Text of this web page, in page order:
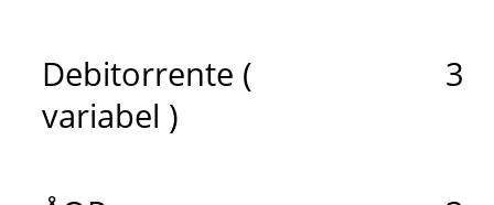
Debitorrente (
variabel )